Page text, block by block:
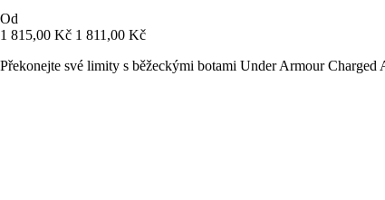
Od
1 815,00 Kč 1 811,00 Kč
Překonejte své limity s běžeckými botami Under Armour